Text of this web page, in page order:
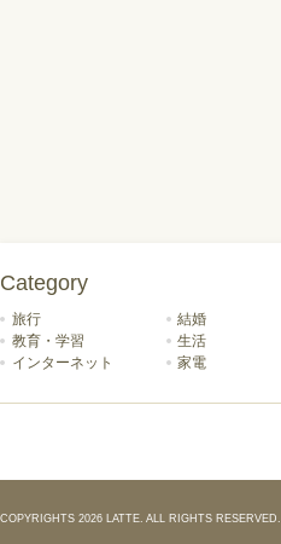
Category
旅行 結婚
教育・学習
生活
インターネット
家電
COPYRIGHTS 2026 LATTE. ALL RIGHTS RESERVED.